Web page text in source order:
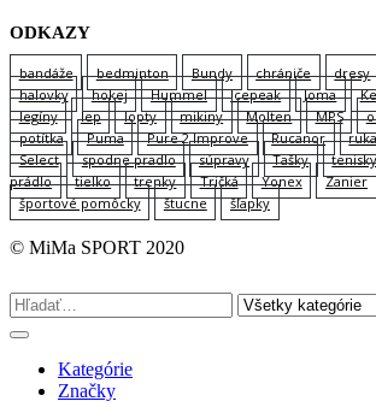
ODKAZY
bandáže bedminton Bundy chrániče dresy
halovky
hokej Hummel Icepeak Joma
legíny
lep lopty mikiny Molten MPS
potítka
Puma Pure 2 Improve Rucanor
Select
spodne pradlo súpravy Tašky
prádlo
tielko trenky Tričká Yonex Zanier
športové pomôcky
štucne šľapky
© MiMa SPORT 2020
Kategórie
Značky